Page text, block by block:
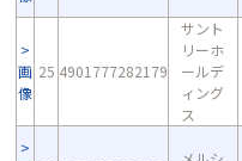
画
像
25 4901777282179
サント
リーホ
ールデ
ィング
ス